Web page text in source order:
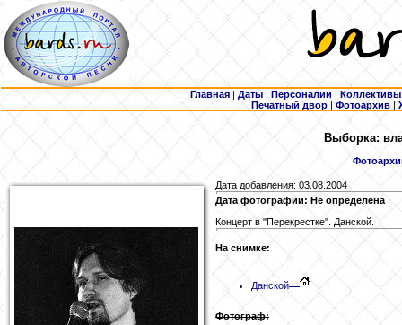
Главная | Даты | Персоналии | Коллективы
Печатный двор |Фотоархив |
Выборка:
Дата добавления: 03.08.2004
Дата фотографии: Не определена
Концерт в "Перекрестке". Данской.
На снимке:
Данской
Фотограф: